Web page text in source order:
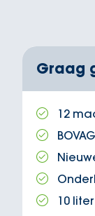
Graag
12
10